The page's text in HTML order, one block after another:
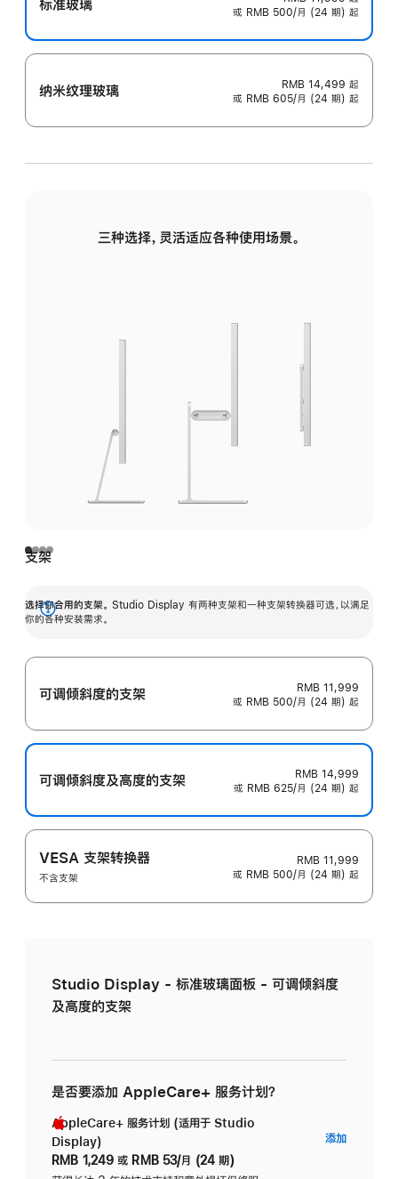
标准玻璃
或 RMB 500/月 (24 期) 起
纳米纹理玻璃 RMB 14,499 起
或 RMB 605/月 (24 期) 起
三种选择，灵活适应各种使用场景。
支架
选择你合用的支架。 Studio Display 有两种支架和一种支架转换器可选，以满足
你的各种安装需求。
展
可调倾斜度的支架
RMB 11,999
或 RMB 500/月 (24 期) 起
可调倾斜度及高‍度的支‍架
RMB 14,999
或 RMB 625/月 (24 期) 起
VESA 支架转换器
不含支架
RMB 11,999
或 RMB 500/月 (24 期) 起
Studio Display - 标准玻璃面板 - 可调倾斜度
及高度的支架
是否要添加 AppleCare+ 服务计划？
AppleCare+ 服务计划 (适用于 Studio
Display)
RMB 1,249 或 RMB 53/月 (24 期)
添加